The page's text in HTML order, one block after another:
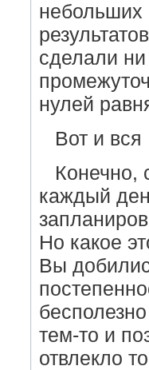
небольших
сделали ни
нулей
Вот и
Конечно,
каждый
Но какое
Вы
тем-то и
отвлекло